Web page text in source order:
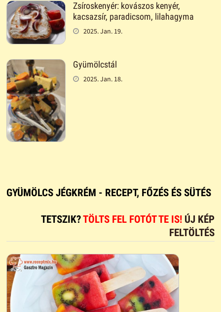
Zsíroskenyér: kovászos kenyér,
kacsazsír, paradicsom, lilahagyma
2025. Jan. 19.
Gyümölcstál
2025. Jan. 18.
GYÜMÖLCS JÉGKRÉM - RECEPT, FŐZÉS ÉS SÜTÉS
TETSZIK?TÖLTS FEL FOTÓT TE IS! ÚJ KÉP
FELTÖLTÉS